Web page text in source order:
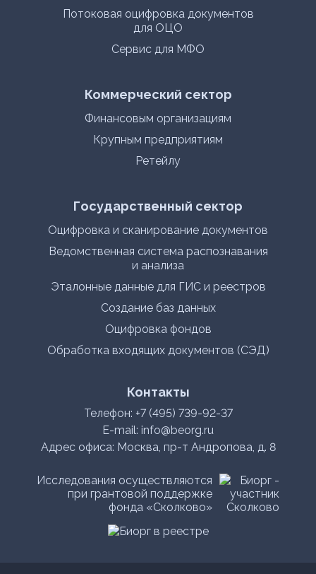
Потоковая оцифровка документов
для ОЦО
Сервис для МФО
Коммерческий сектор
Финансовым организациям
Крупным предприятиям
Ретейлу
Государственный сектор
Оцифровка и сканирование документов
Ведомственная система распознавания
и анализа
Эталонные данные для ГИС и реестров
Создание баз данных
Оцифровка фондов
Обработка входящих документов (СЭД)
Контакты
Телефон: +7 (495) 739-92-37
E-mail: info@beorg.ru
Адрес офиса: Москва, пр-т Андропова, д. 8
Исследования осуществляются
при грантовой поддержке
фонда «Сколково»